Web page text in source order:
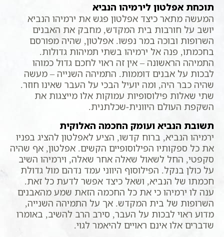
תוכחת אפלטון לירמיהו הנביא
המעשה מתאר כיצד אפלטון פגש את ירמיהו הנביא
יושב על חורבות בית המקדש, מחבק את האבנים
השרופות ובוכה במר נפשו. אפלטון, שהיה מפורסם
בחכמתו, פנה אל ירמיהו בשתי תמיהות גדולות.
התמיהה הראשונה – אין זה ראוי לחכם גדול כמוהו
לבכות על אבנים דוממות. התמיהה השנייה – מעשה
שהיה כבר היה, ומה יועיל הבכי על העבר שאינו חוזר.
שתי שאלות פילוסופיות עמוקות אלו מייצגות את
השקפת העולם היוונית-שכלתנית.
תשובת הנביא ועומק החכמה האלוקית
ירמיהו הנביא, ברוח קדשו, הציע לאפלטון להציג בפניו
את כל ספקותיו הפילוסופיים הקשים. אפלטון, אף שהיה
סקפטי, החל לשאול שאלה אחר שאלה, וירמיהו השיב
על כולן בנקל. הפילוסוף היווני עמד נדהם מול גדולת
חכמתו של הנביא, ושאל כיצד אפשר לדעת כל זאת.
ענה לו ירמיהו כי את כל החכמה הזאת שמע מהאבנים
השרופות של בית המקדש. אך על התמיהה השנייה,
מדוע ראוי לבכות על העבר, סירב הרב להשיב, באומרו
שדברים אלו אינם ראויים להיאמר לגוי.